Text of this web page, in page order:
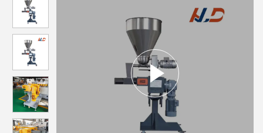
tworzyw sztucznych